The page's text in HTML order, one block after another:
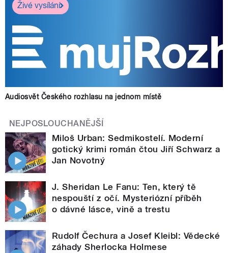
Živé vysílání
Audiosvět Českého rozhlasu na jednom místě
NEJPOSLOUCHANĚJŠÍ
Miloš Urban: Sedmikostelí. Moderní
gotický krimi román čtou Jiří Schwarz a
Jan Novotný
J. Sheridan Le Fanu: Ten, který tě
nespouští z očí. Mysteriózní příběh
o dávné lásce, vině a trestu
Rudolf Čechura a Josef Kleibl: Vědecké
záhady Sherlocka Holmese